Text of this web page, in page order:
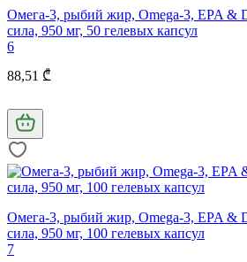
Омега-3, рыбий жир, Omega-3, EPA &
сила, 950 мг, 50 гелевых капсул
6
88,51 ₾
Омега-3, рыбий жир, Omega-3, EPA &
сила, 950 мг, 100 гелевых капсул
7